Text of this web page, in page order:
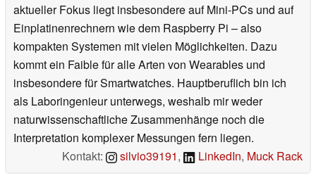
aktueller Fokus liegt insbesondere auf Mini-PCs und auf
Einplatinenrechnern wie dem Raspberry Pi – also
kompakten Systemen mit vielen Möglichkeiten. Dazu
kommt ein Faible für alle Arten von Wearables und
insbesondere für Smartwatches. Hauptberuflich bin ich
als Laboringenieur unterwegs, weshalb mir weder
naturwissenschaftliche Zusammenhänge noch die
Interpretation komplexer Messungen fern liegen.
Kontakt:
silvio39191, LinkedIn, Muck Rack